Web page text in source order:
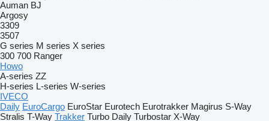
Auman BJ
Argosy
3309
3507
G series M series X series
300 700 Ranger
Howo
A-series ZZ
H-series L-series W-series
IVECO
Daily EuroCargo EuroStar Eurotech Eurotrakker Magirus S-Way
Stralis T-Way Trakker Turbo Daily Turbostar X-Way